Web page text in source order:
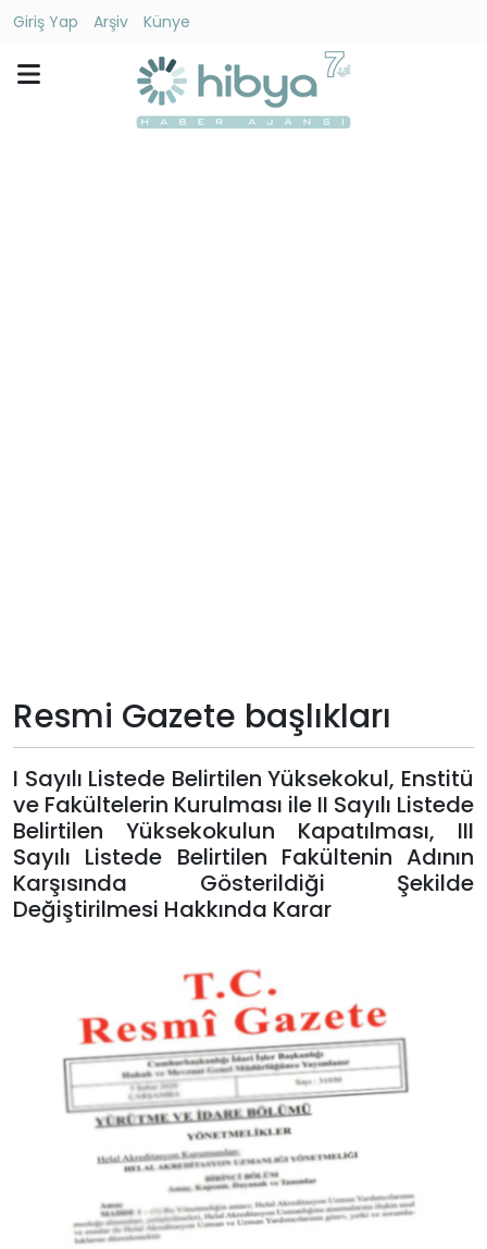
Giriş Yap Arşiv
Künye
Künye
Yap
Resmi Gazete başlıkları
I Sayılı Listede Belirtilen Yüksekokul, Enstitü
ve Fakültelerin Kurulması ile II Sayılı Listede
Belirtilen Yüksekokulun Kapatılması, III
Sayılı Listede Belirtilen Fakültenin Adının
Karşısında Gösterildiği Şekilde
Değiştirilmesi Hakkında Karar